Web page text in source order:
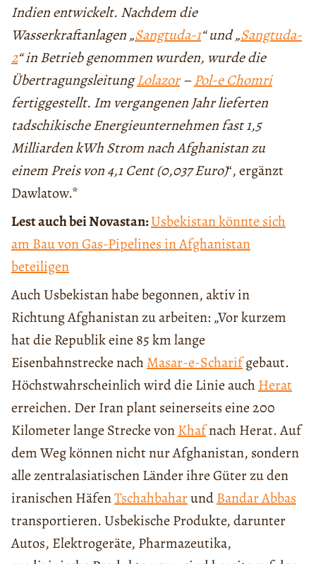
Indien entwickelt. Nachdem die
Wasserkraftanlagen „Sangtuda-1“ und „Sangtuda-
2“ in Betrieb genommen wurden, wurde die
ÜbertragungsleitungLolazor–Pol-e Chomri
fertiggestellt. Im vergangenen Jahr lieferten
tadschikische Energieunternehmen fast 1,5
Milliarden kWh Strom nach Afghanistan zu
einem Preis von 4,1 Cent (0,037 Euro)“, ergänzt
Dawlatow.*
Lest auch bei Novastan:Usbekistan könnte sich
am Bau von Gas-Pipelines in Afghanistan
beteiligen
Auch Usbekistan habe begonnen, aktiv in
Richtung Afghanistan zu arbeiten: „Vor kurzem
hat die Republik eine 85 km lange
Eisenbahnstrecke nach Masar-e-Scharifgebaut.
Höchstwahrscheinlich wird die Linie auch Herat
erreichen. Der Iran plant seinerseits eine 200
Kilometer lange Strecke vonKhafnach Herat. Auf
dem Weg können nicht nur Afghanistan, sondern
alle zentralasiatischen Länder ihre Güter zu den
iranischen HäfenTschahbaharundBandar Abbas
transportieren. Usbekische Produkte, darunter
Autos, Elektrogeräte, Pharmazeutika,